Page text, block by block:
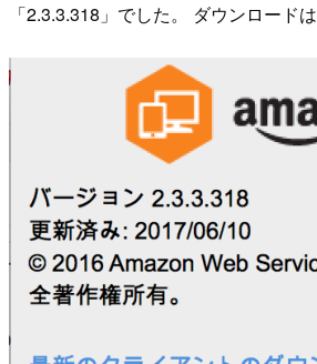
「2.3.3.318」でした。 ダウンロードは